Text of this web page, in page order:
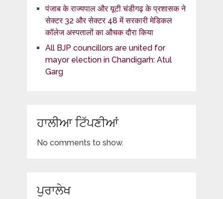
पंजाब के राज्यपाल और यूटी चंडीगढ़ के प्रशासक ने
सेक्टर 32 और सेक्टर 48 में सरकारी मेडिकल
कॉलेज अस्पतालों का औचक दौरा किया
All BJP councillors are united for
mayor election in Chandigarh: Atul
Garg
ਹਾਲੀਆ ਟਿੱਪਣੀਆਂ
No comments to show.
ਪੁਰਾਲੇਖ